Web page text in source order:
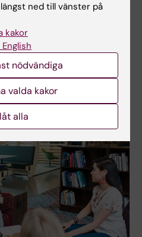
Canvas studentguide
ned till vänster på
kakor
nödvändiga
valda kakor
alla